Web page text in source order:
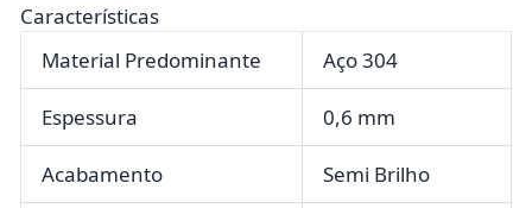
Características
Material Predominante
Aço 304
Espessura 0,6 mm
Acabamento Semi Brilho